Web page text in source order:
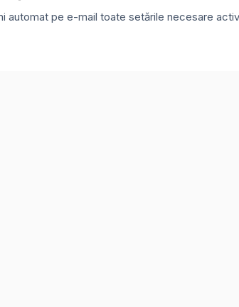
automat pe e-mail toate setările necesare